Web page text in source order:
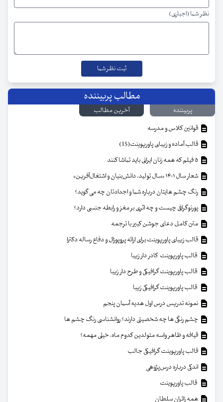
نظر شما (اجباری)
مطالب پربیننده
پربیننده
آخرین مطالب
قوانین کلاس و مدرسه
قالب آماده و زیبای پاورپوینت(15)
شعار سال ۱۴۰۱ «سال تولید، دانش‌بنیان و اشتغال‌آفرین»
رنگ چشم هایتان درباره شما و اجدادتان چه می گوید؟
پورنوگرافی چیست و چه اثری بر مغز و رابطه جنسی دارد؟
متن کامل دعای جوشن کبیر با ترجمه
قالب زیبای پاورپوینت برای ارائه پروپوزال و دفاع رساله دکترا
قالب پاورپوینت کادر دار زیبا
قالب پاورپوینت گرافیکی و طرح دار زیبا
قالب پاورپوینت گرافیکی زیبا
نمونه تدریس درس اول هدیه آسمان پنجم
چشم رنگی ها چه شخصیتی دارند؟ روانشناسی رنگ چشم ها
قیافه و ظاهر واسه متولدین کدوم ماه، خیلی مهمه؟
قالب پاورپوینت گرافیکی جالب
اندکی درباره درس‌پژوهی
قالب پاورپوینت
همه زائران سلطان